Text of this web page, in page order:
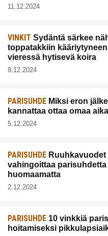
11.12.2024
VINKIT Sydäntä särkee
toppatakkiin
vieressä hytisevä koira
8.12.2024
PARISUHDE Miksi eron
kannattaa ottaa omaa
5.12.2024
PARISUHDE
vahingoittaa parisuhdetta
huomaamatta
2.12.2024
PARISUHDE 10 vinkkiä
hoitamiseksi